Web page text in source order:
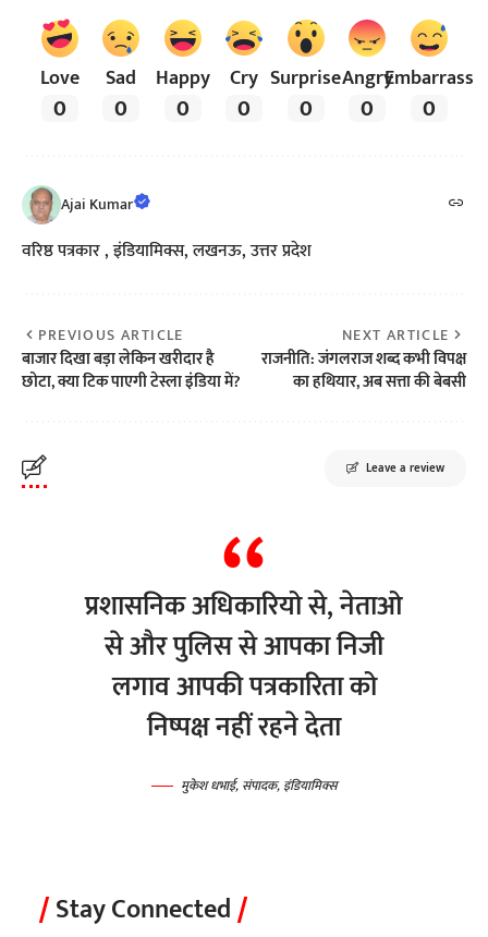
Love
0
Sad
0
Happy
0
Cry
0
Surprise
0
Angry
0
Embarrass
0
Ajai Kumar
वरिष्ठ पत्रकार , इंडियामिक्स, लखनऊ, उत्तर प्रदेश
PREVIOUS ARTICLE
बाजार दिखा बड़ा लेकिन खरीदार है
छोटा, क्या टिक पाएगी टेस्ला इंडिया में?
NEXT ARTICLE
राजनीति: जंगलराज शब्द कभी विपक्ष
का हथियार, अब सत्ता की बेबसी
Leave a review
प्रशासनिक अधिकारियो से, नेताओ
से और पुलिस से आपका निजी
लगाव आपकी पत्रकारिता को
निष्पक्ष नहीं रहने देता
मुकेश धभाई, संपादक, इंडियामिक्स
Stay Connected